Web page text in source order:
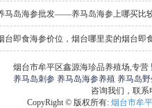
马岛海参批发——养马岛海参上哪买比
台即食海参价位，烟台哪里卖的烟台即
烟台市牟平区鑫源海珍品养殖场,专营
养马岛刺参 养马岛海参养殖 养马岛
咨询我们，联系
CopyRight © 版权所有: 烟台市牟